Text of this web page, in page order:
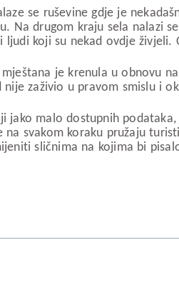
se ruševine gdje je
Na drugom kraju sela nalazi
ljudi koji su nekad ovdje
je krenula u obnovu
nije zaživio u pravom smislu i
jako malo dostupnih
na svakom koraku pružaju
sličnima na kojima bi